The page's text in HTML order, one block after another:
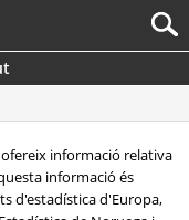
informació relativa
informació és
d'estadística d'Europa,